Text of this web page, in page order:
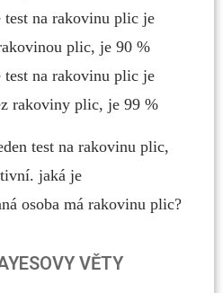
test na rakovinu plic je
plic, je 90 %
test na rakovinu plic je
rakoviny plic, je 99 %
test na rakovinu plic,
jaká je
osoba má rakovinu plic?
VĚTY